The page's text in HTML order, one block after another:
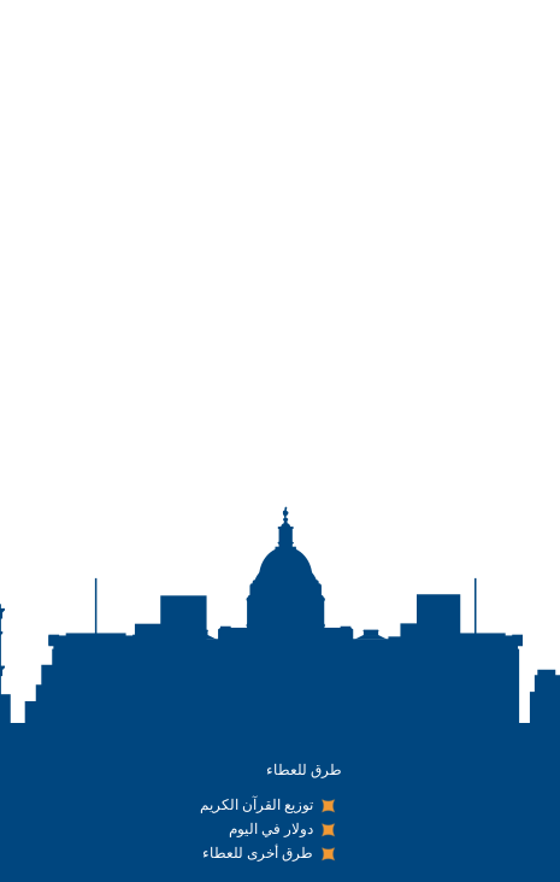
طرق للعطاء
توزيع القرآن الكريم
دولار في اليوم
طرق أخرى للعطاء